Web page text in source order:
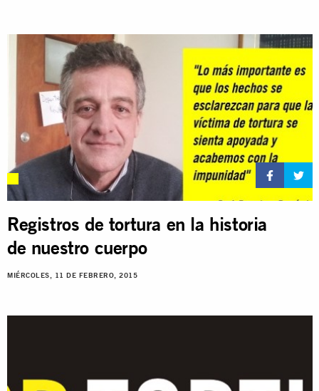
Registros de tortura en la historia
de nuestro cuerpo
MIÉRCOLES, 11 DE FEBRERO, 2015